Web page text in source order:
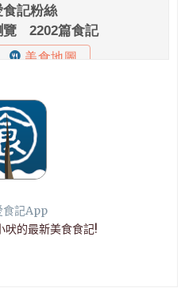
食記App
吠的最新美食食記!